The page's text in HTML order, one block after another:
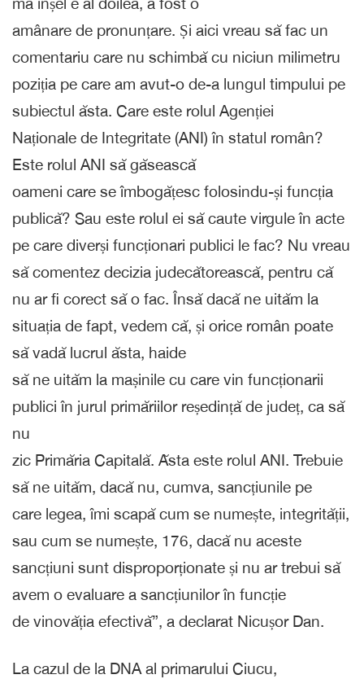
amânare de pronunțare. Și aici vreau să fac un
comentariu care nu schimbă cu niciun milimetru
poziția pe care am avut-o de-a lungul timpului pe
subiectul ăsta. Care este rolul Agenției
Naționale de Integritate (ANI) în statul român?
Este rolul ANI să găsească
oameni care se îmbogățesc folosindu-și funcția
publică? Sau este rolul ei să caute virgule în acte
pe care diverși funcționari publici le fac? Nu vreau
să comentez decizia judecătorească, pentru că
nu ar fi corect să o fac. Însă dacă ne uităm la
situația de fapt, vedem că, și orice român poate
să vadă lucrul ăsta, haide
să ne uităm la mașinile cu care vin funcționarii
publici în jurul primăriilor reședință de județ, ca să
nu
zic Primăria Capitală. Ăsta este rolul ANI. Trebuie
să ne uităm, dacă nu, cumva, sancțiunile pe
care legea, îmi scapă cum se numește, integrității,
sau cum se numește, 176, dacă nu aceste
sancțiuni sunt disproporționate și nu ar trebui să
avem o evaluare a sancțiunilor în funcție
de vinovăția efectivă”, a declarat Nicușor Dan.
La cazul de la DNA al primarului Ciucu,